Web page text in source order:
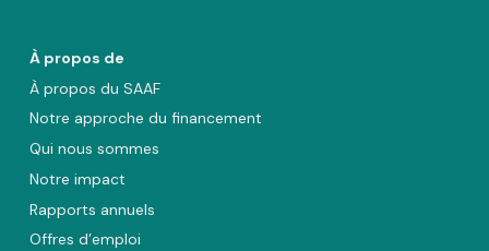
À propos de
À propos du SAAF
Notre approche du financement
Qui nous sommes
Notre impact
Rapports annuels
Offres d’emploi